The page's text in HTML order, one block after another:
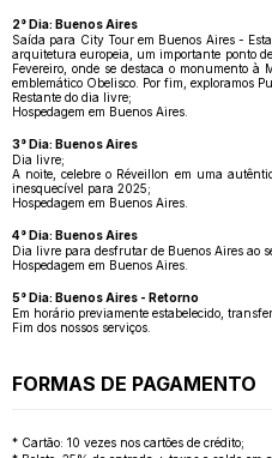
2° Dia: Buenos Aires
Saída para City Tour em Buenos Aires -
arquitetura europeia, um importante ponto
Fevereiro, onde se destaca o monumento
emblemático Obelisco. Por fim, exploramos
Restante do dia livre;
Hospedagem em Buenos Aires.
3° Dia: Buenos Aires
Dia livre;
A noite, celebre o Réveillon em uma
inesquecível para 2025;
Hospedagem em Buenos Aires.
4° Dia: Buenos Aires
Dia livre para desfrutar de Buenos Aires ao
Hospedagem em Buenos Aires.
5° Dia: Buenos Aires - Retorno
Em horário previamente estabelecido,
Fim dos nossos serviços.
FORMAS DE PAGAMENTO
* Cartão: 10 vezes nos cartões de crédito;